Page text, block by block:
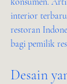
interior
restoran
bagi pemilik
Desain